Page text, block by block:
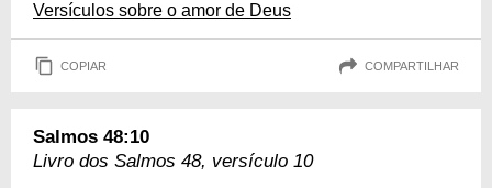
Versículos sobre o amor de Deus
COPIAR COMPARTILHAR
Salmos 48:10
Livro dos Salmos 48, versículo 10